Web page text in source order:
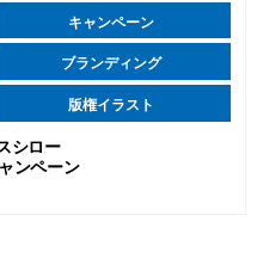
キャンペーン
ブランディング
版権イラスト
シロー
ンペーン